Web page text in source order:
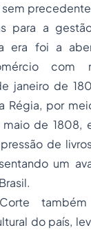
para a
era foi a
com
janeiro de
Régia, por
de 1808,
de
um
do país,